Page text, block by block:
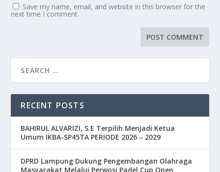
Save my name, email, and website in this browser for the
next time I comment.
RECENT POSTS
BAHIRUL ALVARIZI, S.E Terpilih Menjadi Ketua
Umum IKBA-SP45TA PERIODE 2026 – 2029
DPRD Lampung Dukung Pengembangan Olahraga
Masyarakat Melalui Perwosi Padel Cup Open